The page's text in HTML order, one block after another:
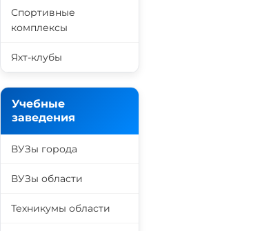
Спортивные
комплексы
Яхт-клубы
Учебные
заведения
ВУЗы города
ВУЗы области
Техникумы области